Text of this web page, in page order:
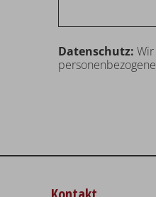
Datenschutz: